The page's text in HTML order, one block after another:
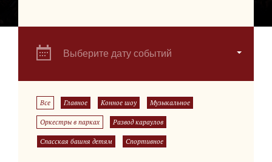
Выберите дату событий
Все Главное Конное шоу Музыкальное
Оркестры в парках Развод караулов
Спасская башня детям Спортивное